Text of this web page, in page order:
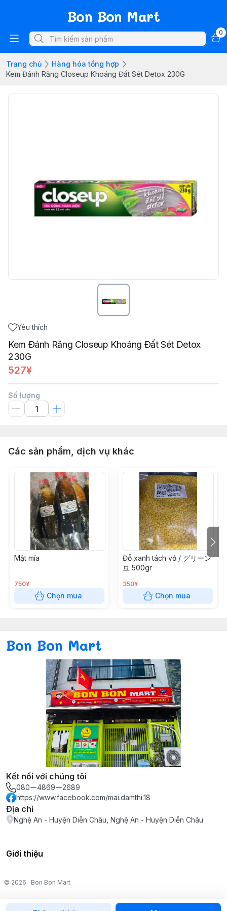
Bon Bon Mart
0
Trang chủ
Hàng hóa tổng hợp
Kem Đánh Răng Closeup Khoáng Đất Sét Detox 230G
Yêu thích
Kem Đánh Răng Closeup Khoáng Đất Sét Detox
230G
527¥
Số lượng
Các sản phẩm, dịch vụ khác
Mật mía
750¥
Chọn mua
Đỗ xanh tách vỏ / グリーン
豆 500gr
350¥
Chọn mua
Bon Bon Mart
Kết nối với chúng tôi
080ー4869ー2689
https://www.facebook.com/mai.damthi.18
Địa chỉ
Nghệ An - Huyện Diễn Châu, Nghệ An - Huyện Diễn Châu
Giới thiệu
© 2026 Bon Bon Mart